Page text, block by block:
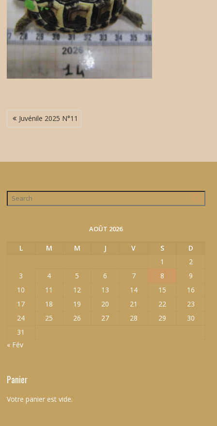
Navigation
de
Juvénile 2025 N°11
AOÛT 2026
L M M J V S
D
1
2
3
4 5 6 7 8
9
10
11 12 13 14 15
16
17
18 19 20 21 22
23
24
25 26 27 28 29
30
31
« Fév
Panier
Votre panier est vide.